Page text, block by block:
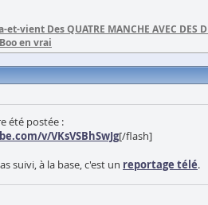
et-vient Des QUATRE MANCHE AVEC DES
en vrai
été postée :
v/VKsVSBhSwJg[/flash]
suivi, à la base, c'est un reportage télé.